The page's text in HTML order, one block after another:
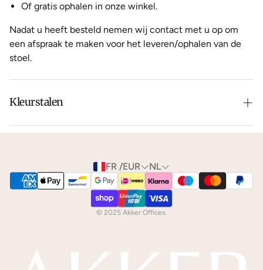
Of gratis ophalen in onze winkel.
Nadat u heeft besteld nemen wij contact met u op om
een afspraak te maken voor het leveren/ophalen van de
stoel.
Kleurstalen
Is de leer of hout kleur net niet zoals je het in gedachten
We kunnen je gratiskleurstalentoesturen via de post.
FR /EUR NL
© 2025 Akker Offices.